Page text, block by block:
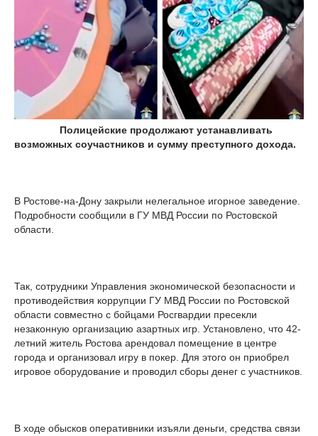
Полицейские продолжают устанавливать
возможных соучастников и сумму преступного дохода.
В Ростове-на-Дону закрыли нелегальное игорное заведение.
Подробности сообщили в ГУ МВД России по Ростовской
области.
Так, сотрудники Управления экономической безопасности и
противодействия коррупции ГУ МВД России по Ростовской
области совместно с бойцами Росгвардии пресекли
незаконную организацию азартных игр. Установлено, что 42-
летний житель Ростова арендовал помещение в центре
города и организовал игру в покер. Для этого он приобрел
игровое оборудование и проводил сборы денег с участников.
В ходе обысков оперативники изъяли деньги, средства связи